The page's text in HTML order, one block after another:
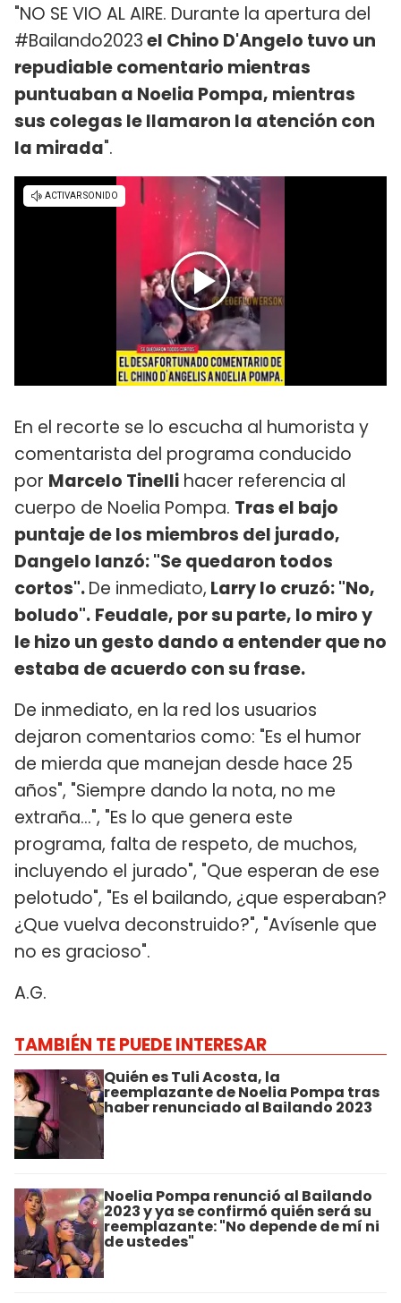
"NO SE VIO AL AIRE. Durante la apertura del
#Bailando2023el Chino D'Angelo tuvo un
repudiable comentario mientras
puntuaban a Noelia Pompa, mientras
sus colegas le llamaron la atención con
la mirada".
En el recorte se lo escucha al humorista y
comentarista del programa conducido
por Marcelo Tinelli hacer referencia al
cuerpo de Noelia Pompa. Tras el bajo
puntaje de los miembros del jurado,
Dangelo lanzó: "Se quedaron todos
cortos".De inmediato, Larry lo cruzó: "No,
boludo". Feudale, por su parte, lo miro y
le hizo un gesto dando a entender que no
estaba de acuerdo con su frase.
De inmediato, en la red los usuarios
dejaron comentarios como: "Es el humor
de mierda que manejan desde hace 25
años", "Siempre dando la nota, no me
extraña…", "Es lo que genera este
programa, falta de respeto, de muchos,
incluyendo el jurado", "Que esperan de ese
pelotudo", "Es el bailando, ¿que esperaban?
¿Que vuelva deconstruido?", "Avísenle que
no es gracioso".
A.G.
TAMBIÉN TE PUEDE INTERESAR
Quién es Tuli Acosta, la
reemplazante de Noelia Pompa tras
haber renunciado al Bailando 2023
Noelia Pompa renunció al Bailando
2023 y ya se confirmó quién será su
reemplazante: "No depende de mí ni
de ustedes"